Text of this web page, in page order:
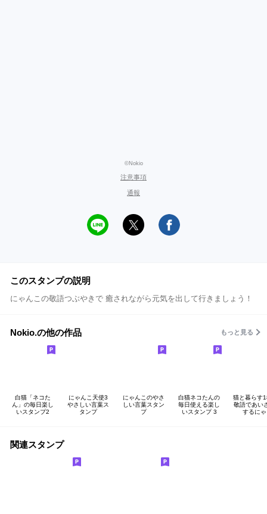
©Nokio
注意事項
通報
このスタンプの説明
にゃんこの敬語つぶやきで 癒されながら元気を出して行きましょう！
Nokio.の他の作品 もっと見る
白猫「ネコた
ん」の毎日楽し
いスタンプ2
にゃんこ天使3
やさしい言葉ス
タンプ
にゃんこのやさ
しい言葉スタン
プ
白猫ネコたんの
毎日使える楽し
いスタンプ 3
猫と暮ら
敬語であい
するにゃ
関連スタンプ